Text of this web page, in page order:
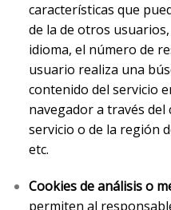
características que
de la de otros
idioma, el número de
usuario realiza una
contenido del servicio
navegador a través del
servicio o de la región
etc.
Cookies de análisis o
permiten al